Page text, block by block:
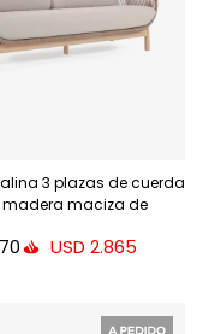
3 plazas de cuerda
madera maciza de
USD 2.865